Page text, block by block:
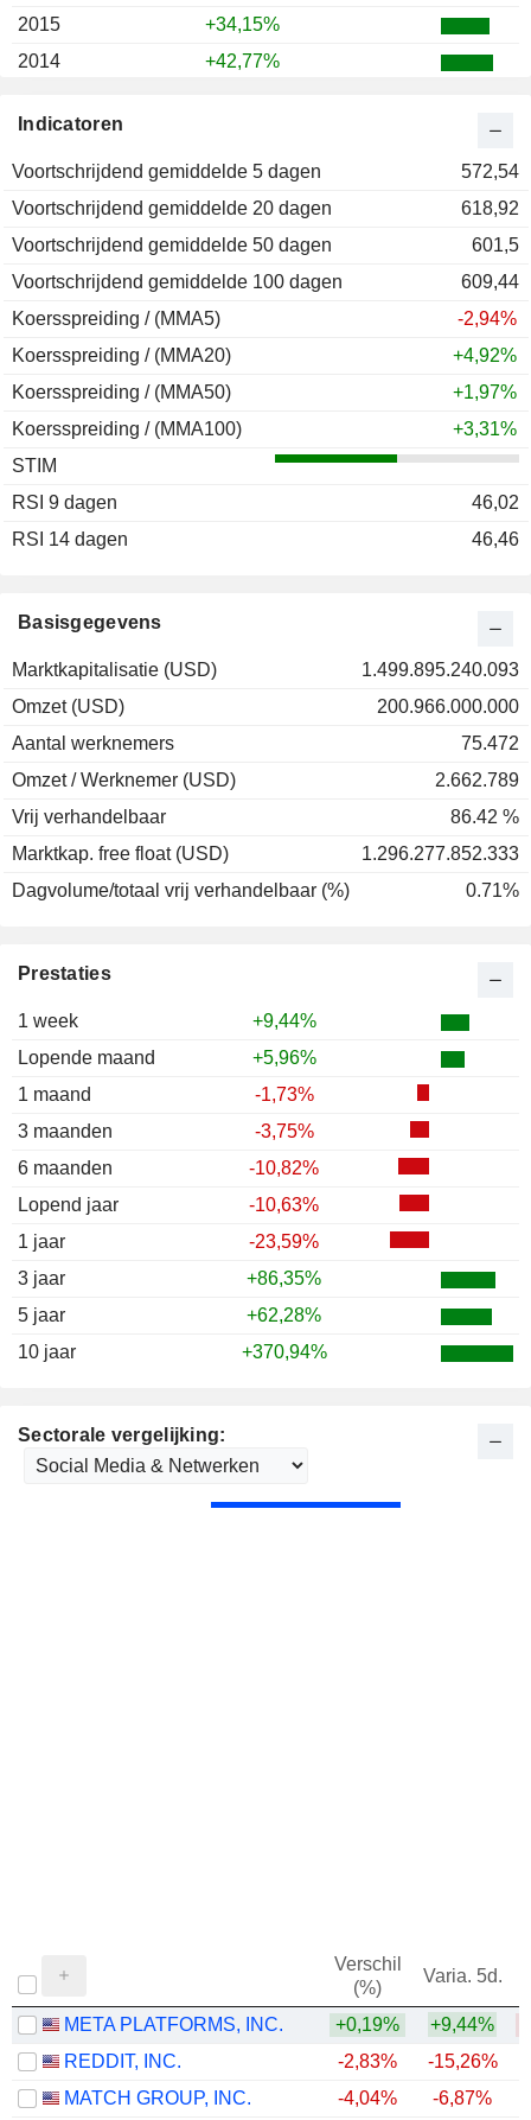
Prestaties
1 week
+9,44%
Lopende maand
+5,96%
1 maand
-1,73%
3 maanden
-3,75%
6 maanden
-10,82%
Lopend jaar
-10,63%
1 jaar
-23,59%
3 jaar
+86,35%
5 jaar
+62,28%
10 jaar
+370,94%
Basisgegevens
Marktkapitalisatie (USD)
1.499.895.240.093
Omzet (USD)
200.966.000.000
Aantal werknemers
75.472
Omzet / Werknemer (USD)
2.662.789
Vrij verhandelbaar
86.42 %
Marktkap. free float (USD)
1.296.277.852.333
Dagvolume/totaal vrij verhandelbaar (%)
0.71%
Indicatoren
Voortschrijdend gemiddelde 5 dagen
572,54
Voortschrijdend gemiddelde 20 dagen
618,92
Voortschrijdend gemiddelde 50 dagen
601,5
Voortschrijdend gemiddelde 100 dagen
609,44
Koersspreiding / (MMA5)
-2,94%
Koersspreiding / (MMA20)
+4,92%
Koersspreiding / (MMA50)
+1,97%
Koersspreiding / (MMA100)
+3,31%
STIM
RSI 9 dagen
46,02
RSI 14 dagen
46,46
Sectorale vergelijking:
Verschil
(%)
Varia. 5d.
META PLATFORMS, INC. +0,19% +9,44%
REDDIT, INC.
-2,83% -15,26%
MATCH GROUP, INC.
-4,04% -6,87%
2015
+34,15%
2014
+42,77%
2012